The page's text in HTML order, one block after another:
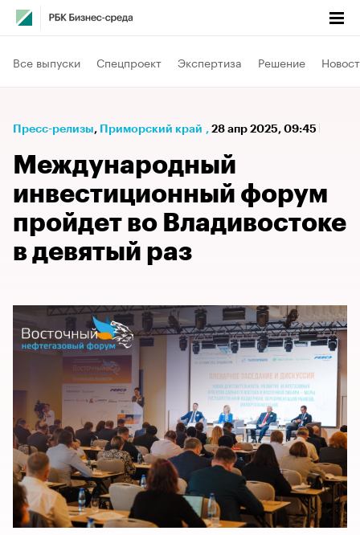
Все выпуски Спецпроект Экспертиза Решение
Пресс-релизы⁠, Приморский край , 28 апр 2025, 09:45
Международный
инвестиционный форум
пройдет во Владивостоке
в девятый раз